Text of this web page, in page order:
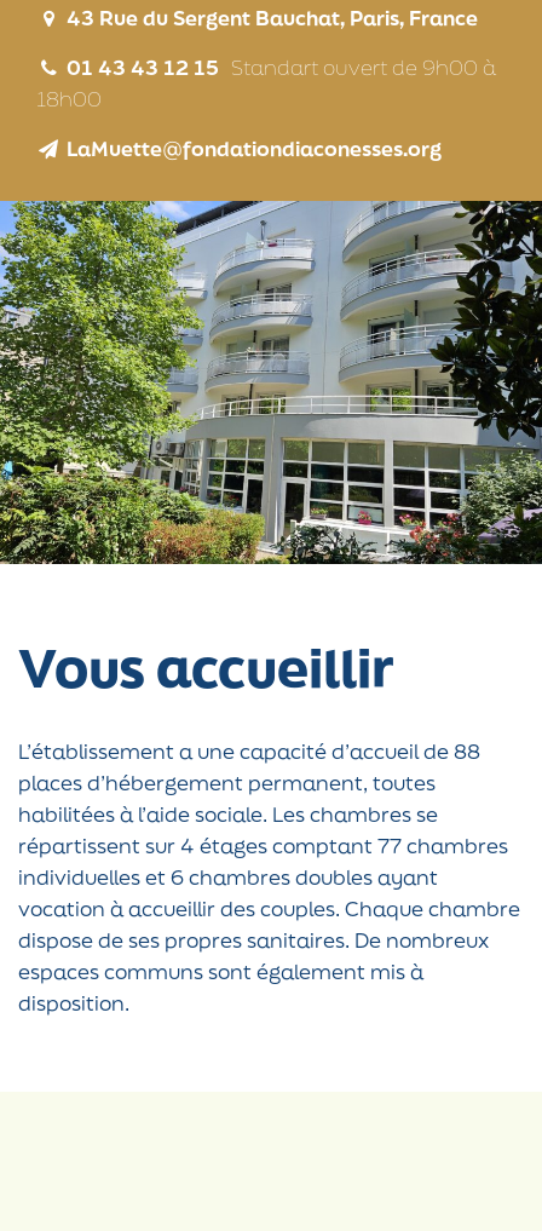
43 Rue du Sergent Bauchat, Paris, France
01 43 43 12 15 Standart ouvert de 9h00 à
18h00
LaMuette@fondationdiaconesses.org
Vous accueillir
L’établissement a une capacité d’accueil de 88
places d’hébergement permanent, toutes
habilitées à l’aide sociale. Les chambres se
répartissent sur 4 étages comptant 77 chambres
individuelles et 6 chambres doubles ayant
vocation à accueillir des couples. Chaque chambre
dispose de ses propres sanitaires. De nombreux
espaces communs sont également mis à
disposition.